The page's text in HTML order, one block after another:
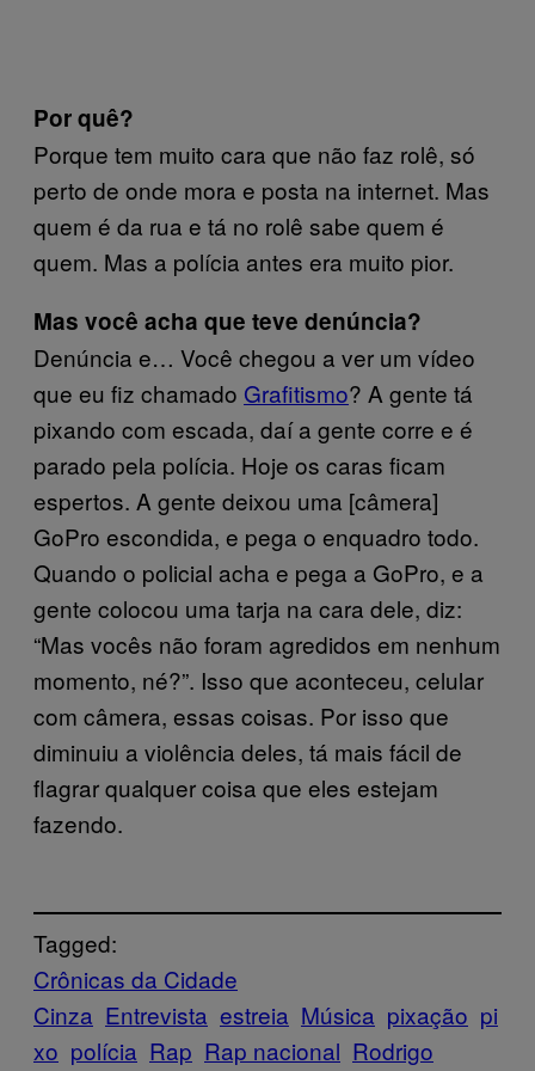
Por quê?
Porque tem muito cara que não faz rolê, só
perto de onde mora e posta na internet. Mas
quem é da rua e tá no rolê sabe quem é
quem. Mas a polícia antes era muito pior.
Mas você acha que teve denúncia?
Denúncia e… Você chegou a ver um vídeo
que eu fiz chamado Grafitismo? A gente tá
pixando com escada, daí a gente corre e é
parado pela polícia. Hoje os caras ficam
espertos. A gente deixou uma [câmera]
GoPro escondida, e pega o enquadro todo.
Quando o policial acha e pega a GoPro, e a
gente colocou uma tarja na cara dele, diz:
“Mas vocês não foram agredidos em nenhum
momento, né?”. Isso que aconteceu, celular
com câmera, essas coisas. Por isso que
diminuiu a violência deles, tá mais fácil de
flagrar qualquer coisa que eles estejam
fazendo.
Tagged:
Crônicas da Cidade
Cinza Entrevista estreia Música pixação pi
xo polícia Rap Rap nacional Rodrigo